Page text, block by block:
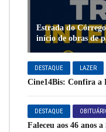
Estrada do
início de obras de
DESTAQUE LAZER
Cine14Bis: Confira a
DESTAQUE
Faleceu aos 46 anos